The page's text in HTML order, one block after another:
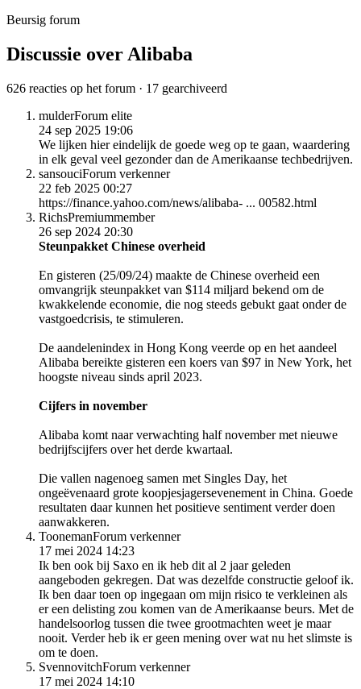
Beursig forum
Discussie over Alibaba
626 reacties op het forum · 17 gearchiveerd
mulderForum elite
24 sep 2025 19:06
We lijken hier eindelijk de goede weg op te gaan, waardering
in elk geval veel gezonder dan de Amerikaanse techbedrijven.
sansouciForum verkenner
22 feb 2025 00:27
https://finance.yahoo.com/news/alibaba- ... 00582.html
RichsPremiummember
26 sep 2024 20:30
Steunpakket Chinese overheid
En gisteren (25/09/24) maakte de Chinese overheid een
omvangrijk steunpakket van $114 miljard bekend om de
kwakkelende economie, die nog steeds gebukt gaat onder de
vastgoedcrisis, te stimuleren.
De aandelenindex in Hong Kong veerde op en het aandeel
Alibaba bereikte gisteren een koers van $97 in New York, het
hoogste niveau sinds april 2023.
Cijfers in november
Alibaba komt naar verwachting half november met nieuwe
bedrijfscijfers over het derde kwartaal.
Die vallen nagenoeg samen met Singles Day, het
ongeëvenaard grote koopjesjagersevenement in China. Goede
resultaten daar kunnen het positieve sentiment verder doen
aanwakkeren.
ToonemanForum verkenner
17 mei 2024 14:23
Ik ben ook bij Saxo en ik heb dit al 2 jaar geleden
aangeboden gekregen. Dat was dezelfde constructie geloof ik.
Ik ben daar toen op ingegaan om mijn risico te verkleinen als
er een delisting zou komen van de Amerikaanse beurs. Met de
handelsoorlog tussen die twee grootmachten weet je maar
nooit. Verder heb ik er geen mening over wat nu het slimste is
om te doen.
SvennovitchForum verkenner
17 mei 2024 14:10